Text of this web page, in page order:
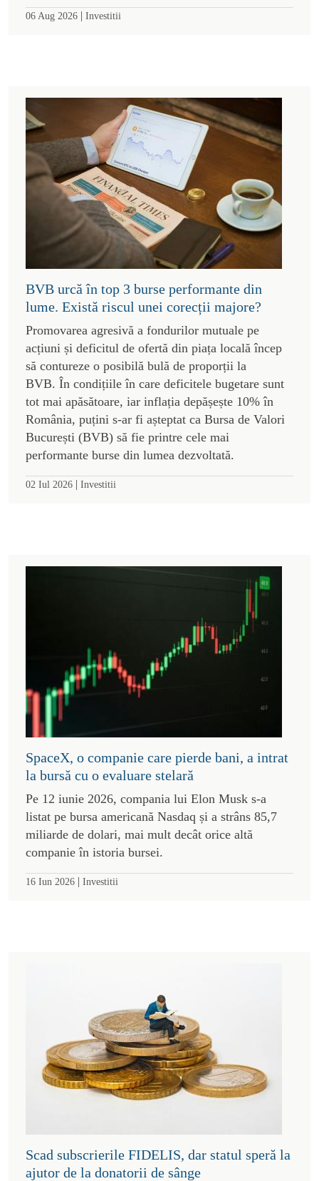
06 Aug 2026 | Investitii
BVB urcă în top 3 burse performante din
lume. Există riscul unei corecții majore?
Promovarea agresivă a fondurilor mutuale pe
acțiuni și deficitul de ofertă din piața locală încep
să contureze o posibilă bulă de proporții la
BVB. În condițiile în care deficitele bugetare sunt
tot mai apăsătoare, iar inflația depășește 10% în
România, puțini s-ar fi așteptat ca Bursa de Valori
București (BVB) să fie printre cele mai
performante burse din lumea dezvoltată.
02 Iul 2026 | Investitii
SpaceX, o companie care pierde bani, a intrat
la bursă cu o evaluare stelară
Pe 12 iunie 2026, compania lui Elon Musk s-a
listat pe bursa americană Nasdaq și a strâns 85,7
miliarde de dolari, mai mult decât orice altă
companie în istoria bursei.
16 Iun 2026 | Investitii
Scad subscrierile FIDELIS, dar statul speră la
ajutor de la donatorii de sânge